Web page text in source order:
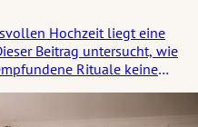
Hochzeit liegt eine
Beitrag untersucht, wie
Rituale keine
und echt anfühlt.